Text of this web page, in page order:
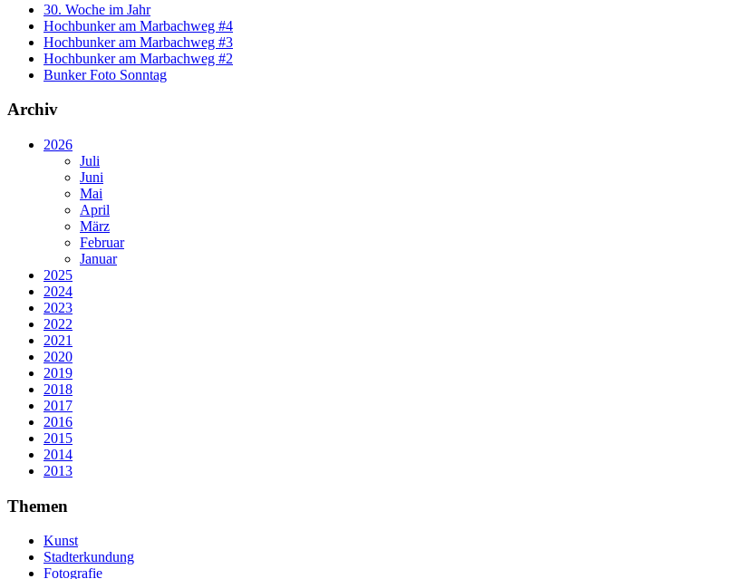
30. Woche im Jahr
Hochbunker am Marbachweg #4
Hochbunker am Marbachweg #3
Hochbunker am Marbachweg #2
Bunker Foto Sonntag
Archiv
2026
Juli
Juni
Mai
April
März
Februar
Januar
2025
2024
2023
2022
2021
2020
2019
2018
2017
2016
2015
2014
2013
Themen
Kunst
Stadterkundung
Fotografie